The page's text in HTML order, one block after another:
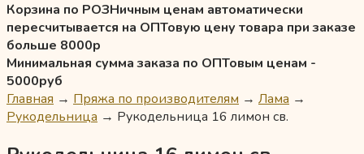
Корзина по РОЗНичным ценам автоматически
пересчитывается на ОПТовую цену товара при заказе
больше 8000р
Минимальная сумма заказа по ОПТовым ценам -
5000руб
Главная → Пряжа по производителям → Лама →
Рукодельница → Рукодельница 16 лимон св.